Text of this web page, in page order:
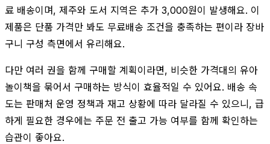
료 배송이며, 제주와 도서 지역은 추가 3,000원이 발생해요. 이
제품은 단품 가격만 봐도 무료배송 조건을 충족하는 편이라 장바
구니 구성 측면에서 유리해요.
다만 여러 권을 함께 구매할 계획이라면, 비슷한 가격대의 유아
놀이책을 묶어서 구매하는 방식이 효율적일 수 있어요. 배송 속
도는 판매처 운영 정책과 재고 상황에 따라 달라질 수 있으니, 급
하게 필요한 경우에는 주문 전 출고 가능 여부를 함께 확인하는
습관이 좋아요.